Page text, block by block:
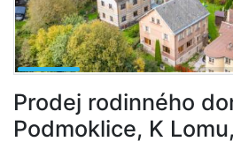
Prodej rodinného
Podmoklice, K